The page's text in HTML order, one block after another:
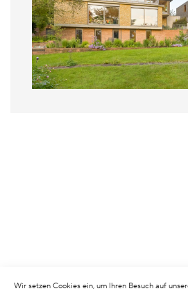
Wir setzen Cookies ein, um Ihren Besuch auf